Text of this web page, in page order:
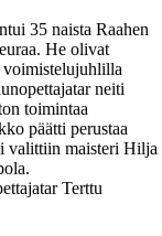
35 naista Raahen
He olivat
voimistelujuhlilla
neiti
toimintaa
päätti perustaa
valittiin maisteri Hilja
Terttu